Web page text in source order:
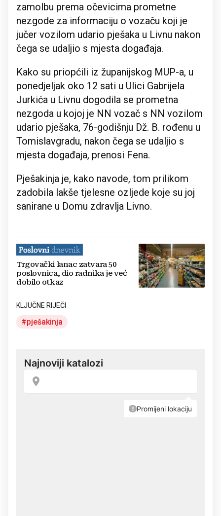
zamolbu prema očevicima prometne
nezgode za informaciju o vozaču koji je
jučer vozilom udario pješaka u Livnu nakon
čega se udaljio s mjesta događaja.
Kako su priopćili iz županijskog MUP-a, u
ponedjeljak oko 12 sati u Ulici Gabrijela
Jurkića u Livnu dogodila se prometna
nezgoda u kojoj je NN vozač s NN vozilom
udario pješaka, 76-godišnju Dž. B. rođenu u
Tomislavgradu, nakon čega se udaljio s
mjesta događaja, prenosi Fena.
Pješakinja je, kako navode, tom prilikom
zadobila lakše tjelesne ozljede koje su joj
sanirane u Domu zdravlja Livno.
Trgovački lanac zatvara 50
poslovnica, dio radnika je već
dobilo otkaz
KLJUČNE RIJEČI
pješakinja